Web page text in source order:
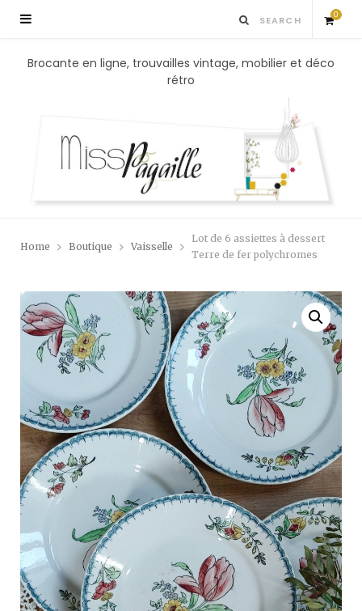
0
S
p
n
g
a
t
Brocante en ligne, trouvailles vintage, mobilier et déco
rétro
Home Boutique Vaisselle
Lot de 6 assiettes à dessert
Terre de fer polychromes